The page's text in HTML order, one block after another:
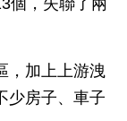
，加上上游洩
少房子、車子